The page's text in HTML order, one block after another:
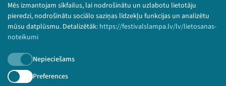
Mēs izmantojam sīkfailus, lai nodrošinātu un uzlabotu lietotāju
pieredzi, nodrošinātu sociālo saziņas līdzekļu funkcijas un analizētu
mūsu datplūsmu. Detalizētāk: https://festivalslampa.lv/lv/lietosanas-
noteikumi
Nepieciešams
Preferences
Piesakies jaunumiem!
Nepalaid garām aktuālāko informāciju!